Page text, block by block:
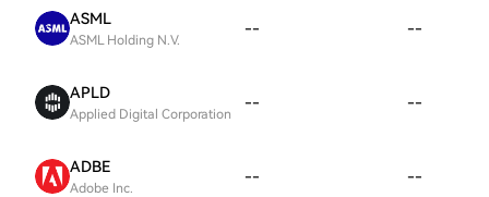
ASML
ASML Holding N.V.
-- --
APLD
Applied Digital Corporation
-- --
ADBE
Adobe Inc.
-- --